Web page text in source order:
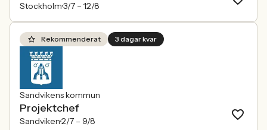
Stockholm3/7 – 12/8
Rekommenderat 3 dagar kvar
Sandvikens kommun
Projektchef
Sandviken2/7 – 9/8